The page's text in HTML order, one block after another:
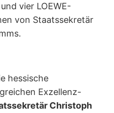
vier LOEWE-
von Staatssekretär
hessische
Exzellenz-
Christoph